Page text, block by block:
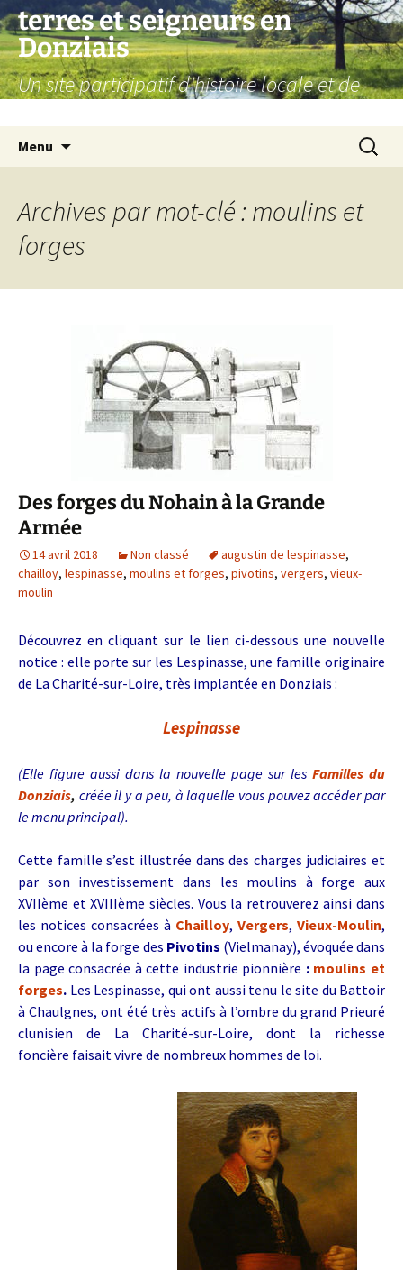
Aller
au
contenu
terres et seigneurs en
Donziais
Un site participatif d'histoire locale et de
Menu
Archives par mot-clé : moulins et
forges
Des forges du Nohain à la Grande
Armée
14 avril 2018 Non classé augustin de lespinasse,
chailloy, lespinasse, moulins et forges, pivotins, vergers, vieux-
moulin
Découvrez en cliquant sur le lien ci-dessous une nouvelle
notice : elle porte sur les Lespinasse, une famille originaire
de La Charité-sur-Loire, très implantée en Donziais :
Lespinasse
(Elle figure aussi dans la nouvelle page sur les Familles du
Donziais, créée il y a peu, à laquelle vous pouvez accéder par
le menu principal).
Cette famille s’est illustrée dans des charges judiciaires et
par son investissement dans les moulins à forge aux
XVIIème et XVIIIème siècles. Vous la retrouverez ainsi dans
les notices consacrées à Chailloy, Vergers, Vieux-Moulin,
ou encore à la forge des Pivotins (Vielmanay), évoquée dans
la page consacrée à cette industrie pionnière : moulins et
forges. Les Lespinasse, qui ont aussi tenu le site du Battoir
à Chaulgnes, ont été très actifs à l’ombre du grand Prieuré
clunisien de La Charité-sur-Loire, dont la richesse
foncière faisait vivre de nombreux hommes de loi.